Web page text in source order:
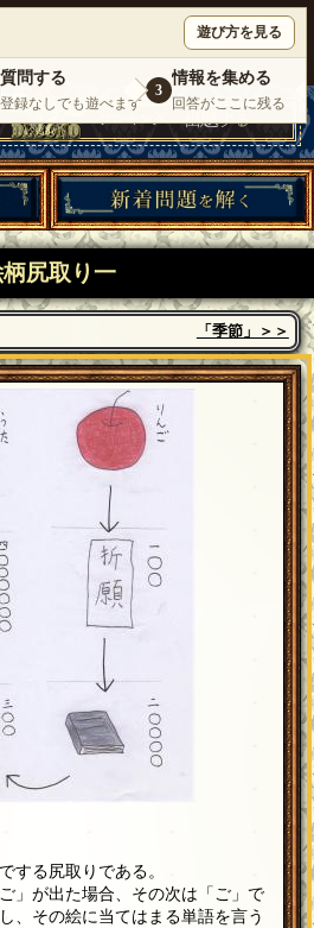
|お問い合わせ
|
尻取り一
「季節」＞＞
遊び方を見る
質問する
登録なしでも遊べます
3
情報を集める
回答がここに残る
する尻取りである。
」が出た場合、その次は「ご」で
、その絵に当てはまる単語を言う